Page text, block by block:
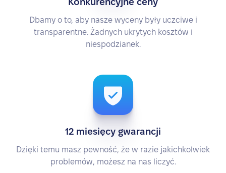
Dbamy o to, aby nasze wyceny były uczciwe i
transparentne. Żadnych ukrytych kosztów i
niespodzianek.
12 miesięcy gwarancji
Dzięki temu masz pewność, że w razie jakichkolwiek
problemów, możesz na nas liczyć.